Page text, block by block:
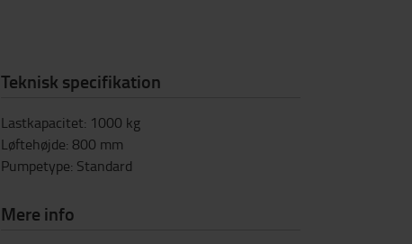
Teknisk specifikation
Lastkapacitet: 1000 kg
Løftehøjde: 800 mm
Pumpetype: Standard
Mere info